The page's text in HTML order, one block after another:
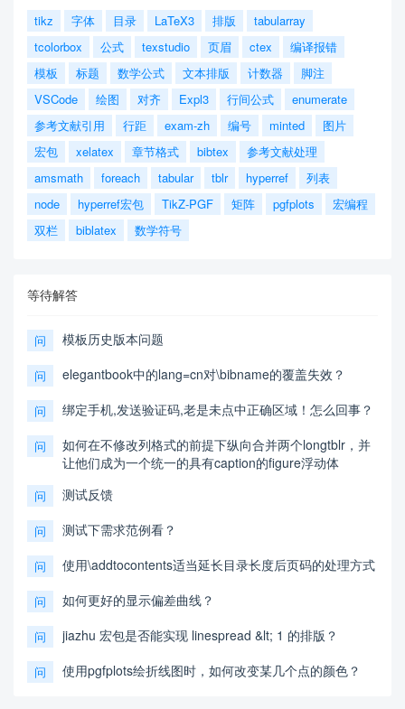
tikz 字体 目录 LaTeX3 排版
tabularray
tcolorbox
公式 texstudio 页眉 ctex
编译报错
模板
标题 数学公式 文本排版 计数器
脚注
VSCode
绘图 对齐 Expl3 行间公式
enumerate
参考文献引用
行距 exam-zh 编号 minted
图片
宏包
xelatex 章节格式 bibtex
参考文献处理
amsmath
foreach tabular tblr hyperref
列表
node
hyperref宏包 TikZ-PGF 矩阵 pgfplots
宏编程
双栏
biblatex 数学符号
等待解答
问 模板历史版本问题
问 elegantbook中的lang=cn对\bibname的覆盖失效？
问 绑定手机,发送验证码,老是未点中正确区域！怎么回事？
问
如何在不修改列格式的前提下纵向合并两个longtblr，并
让他们成为一个统一的具有caption的figure浮动体
问 测试反馈
问 测试下需求范例看？
问 使用\addtocontents适当延长目录长度后页码的处理方式
问 如何更好的显示偏差曲线？
问 jiazhu 宏包是否能实现 linespread &lt; 1 的排版？
问 使用pgfplots绘折线图时，如何改变某几个点的颜色？